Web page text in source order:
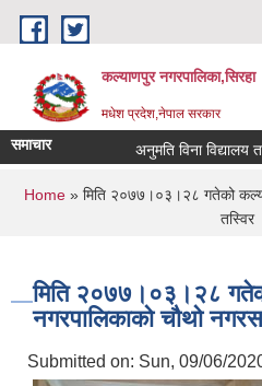
Skip to main content
कल्याणपुर नगरपालिका,सिरहा
मधेश प्रदेश,नेपाल सरकार
समाचार अनुमति विना विद्यालय तथा
You are here
Home» मिति २०७७।०३।२८ गतेको
तस्विर
मिति २०७७।०३।२८
नगरपालिकाको चौथो
Submitted on: Sun, 09/06/